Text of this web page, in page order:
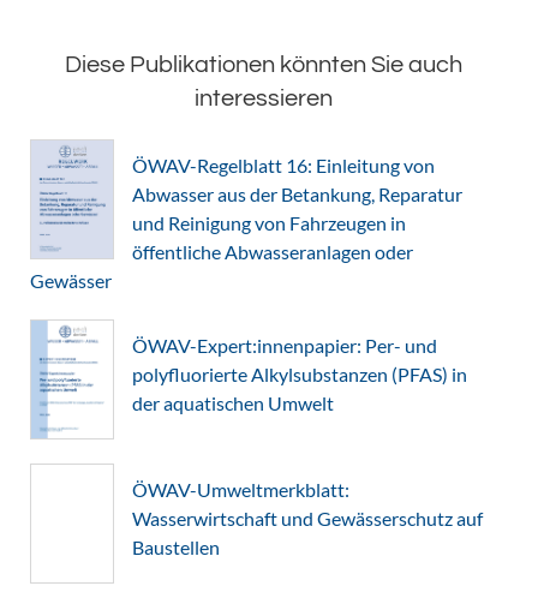
Diese Publikationen könnten Sie auch
interessieren
ÖWAV-Regelblatt 16: Einleitung von
Abwasser aus der Betankung, Reparatur
und Reinigung von Fahrzeugen in
öffentliche Abwasseranlagen oder
Gewässer
ÖWAV-Expert:innenpapier: Per- und
polyfluorierte Alkylsubstanzen (PFAS) in
der aquatischen Umwelt
ÖWAV-Umweltmerkblatt:
Wasserwirtschaft und Gewässerschutz auf
Baustellen